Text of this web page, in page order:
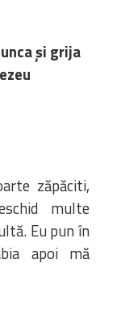
şi grija
zăpăciti,
multe
Eu pun în
apoi mă